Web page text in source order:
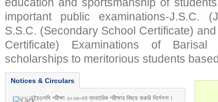
important public examinations-J.S.C.
S.S.C. (Secondary School Certificate)
Certificate) Examinations of
scholarships to meritorious students
Notices & Circulars
এইচএসসি পরীক্ষা ২০২৬-এর ব্যবহারিক পরীক্ষার বিষয়ে জরুরি নির্দেশনা।